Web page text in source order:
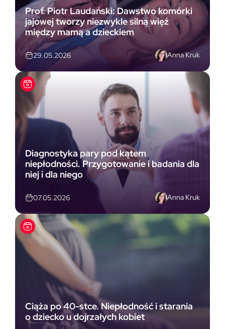
Prof. Piotr Laudański: Dawstwo komórki
jajowej tworzy niezwykle silną więź
między mamą a dzieckiem
29.05.2026 Anna Kruk
Diagnostyka pary pod kątem
niepłodności. Przygotowanie i badania dla
niej i dla niego
07.05.2026 Anna Kruk
Ciąża po 40-stce. Niepłodność i starania
o dziecko u dojrzałych kobiet